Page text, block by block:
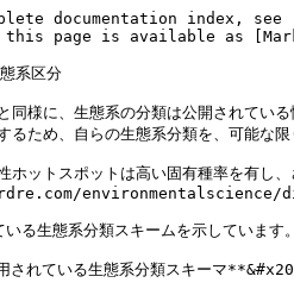
documentation index,
this page is available as
系区分
同様に、生態系の分類は公開されてい
るため、自らの生態系分類を、可能な
ホットスポットは高い固有種率を有
environmentalscience/
いる生態系分類スキームを示して
れている生態系分類スキーマ